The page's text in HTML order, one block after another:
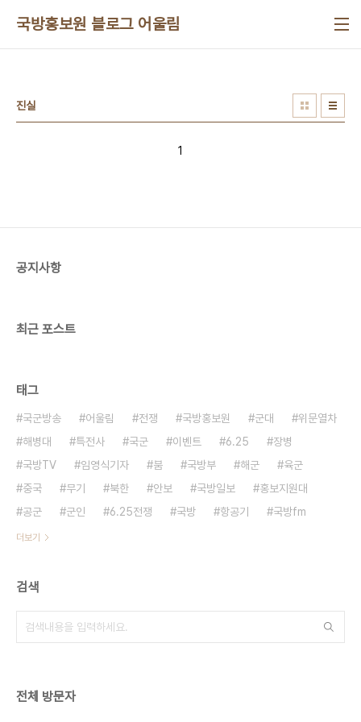
국방홍보원 블로그 어울림
진실
1
공지사항
최근 포스트
태그
국군방송 어울림 전쟁 국방홍보원 군대
위문열차
해병대
특전사 국군 이벤트 6.25
장병
국방TV
임영식기자 붐 국방부 해군
육군
중국
무기 북한 안보 국방일보
홍보지원대
공군
군인 6.25전쟁 국방 항공기 국방fm
더보기
검색
전체 방문자